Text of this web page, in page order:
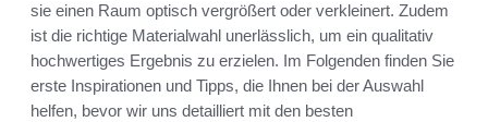
sie einen Raum optisch vergrößert oder verkleinert. Zudem
ist die richtige Materialwahl unerlässlich, um ein qualitativ
hochwertiges Ergebnis zu erzielen. Im Folgenden finden Sie
erste Inspirationen und Tipps, die Ihnen bei der Auswahl
helfen, bevor wir uns detailliert mit den besten